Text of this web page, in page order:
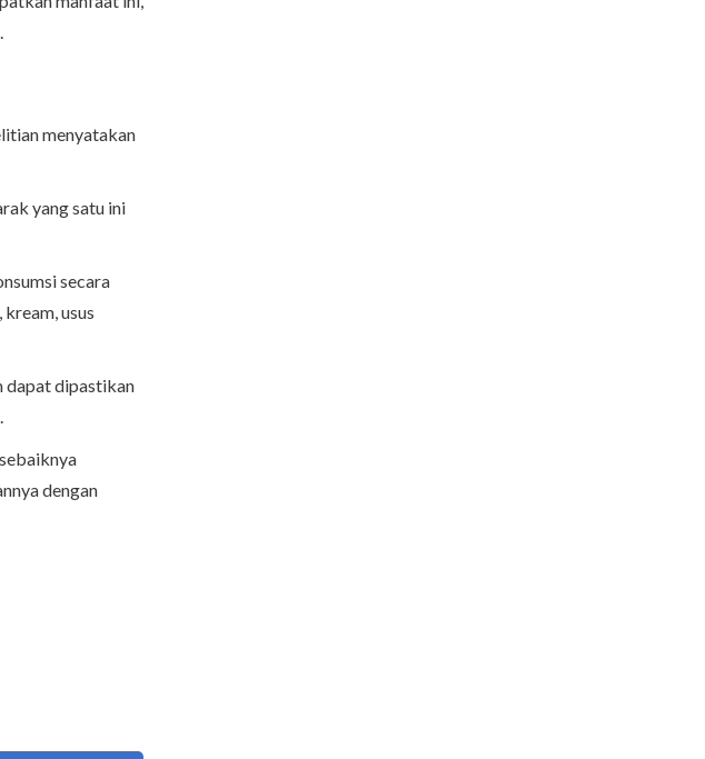
menyatakan
yang satu ini
secara
usus
dapat dipastikan
dengan